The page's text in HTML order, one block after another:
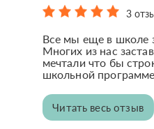
3
Все мы еще в школе
Многих из нас
мечтали что бы
школьной
Читать весь отзыв